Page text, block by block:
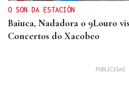
O SON DA ESTACIÓN
Baiuca, Nadadora o 9Louro
Concertos do Xacobeo